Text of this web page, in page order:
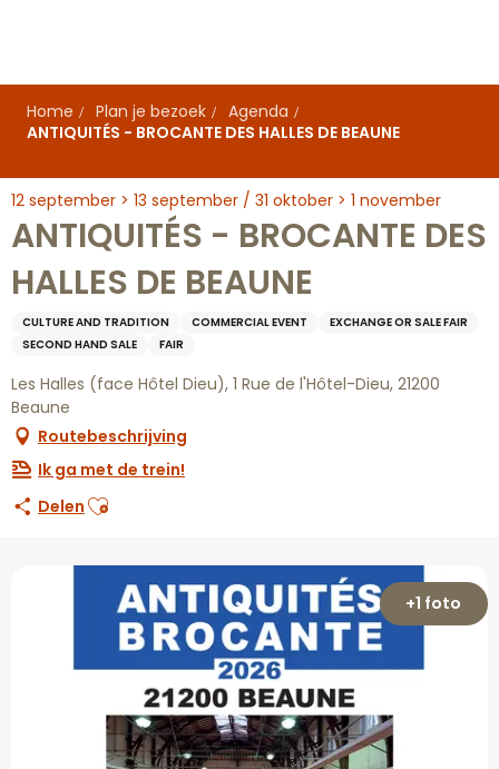
principal
Home
Plan je bezoek
Agenda
ANTIQUITÉS - BROCANTE DES HALLES DE BEAUNE
12 september > 13 september / 31 oktober > 1 november
ANTIQUITÉS - BROCANTE DES
HALLES DE BEAUNE
CULTURE AND TRADITION COMMERCIAL EVENT
EXCHANGE OR SALE FAIR
SECOND HAND SALE
FAIR
Les Halles (face Hôtel Dieu), 1 Rue de l'Hôtel-Dieu, 21200
Beaune
Routebeschrijving
Ik ga met de trein!
Delen Ajouter aux favoris
+1 foto